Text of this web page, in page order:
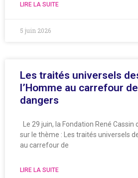
LIRE LA SUITE
5 juin 2026
Les traités universels
l’Homme au carrefour
dangers
Le 29 juin, la Fondation René Cassin
sur le thème : Les traités universels
au carrefour de
LIRE LA SUITE